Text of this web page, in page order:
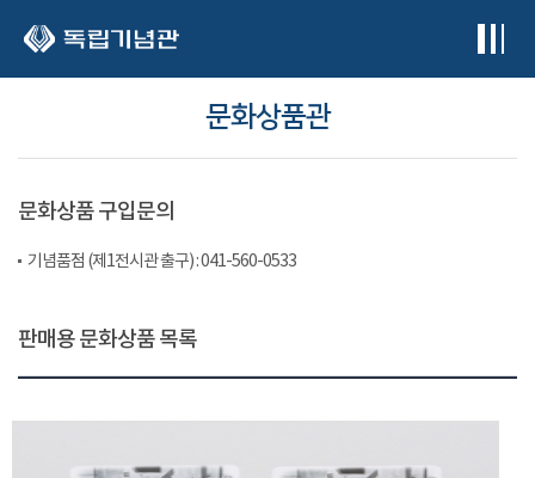
문화상품관
문화상품 구입문의
기념품점 (제1전시관 출구) : 041-560-0533
판매용 문화상품 목록